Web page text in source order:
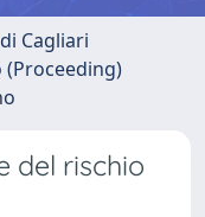
Cagliari
del rischio